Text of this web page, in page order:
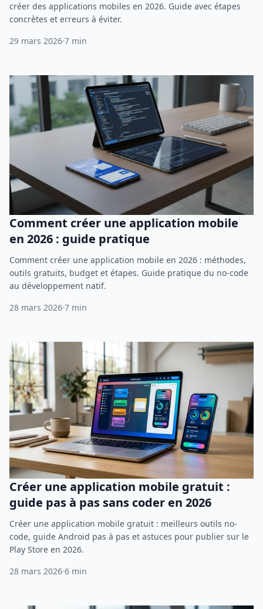
créer des applications mobiles en 2026. Guide avec étapes
concrètes et erreurs à éviter.
29 mars 2026 7 min
Comment créer une application mobile
en 2026 : guide pratique
Comment créer une application mobile en 2026 : méthodes,
outils gratuits, budget et étapes. Guide pratique du no-code
au développement natif.
28 mars 2026 7 min
Créer une application mobile gratuit :
guide pas à pas sans coder en 2026
Créer une application mobile gratuit : meilleurs outils no-
code, guide Android pas à pas et astuces pour publier sur le
Play Store en 2026.
28 mars 2026 6 min